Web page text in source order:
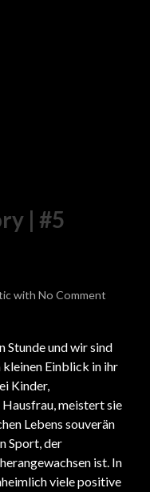
| #5
with No Comment
Stunde und wir sind
kleinen Einblick in ihr
Kinder,
meistert sie
Lebens souverän
Sport, der
ist. In
viele positive